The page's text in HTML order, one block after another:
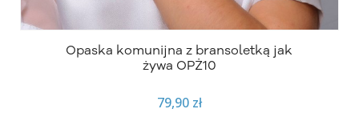
Opaska komunijna z bransoletką jak
żywa OPŻ10
79,90 zł